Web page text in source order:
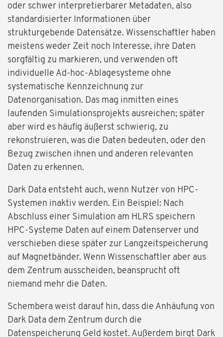
oder schwer interpretierbarer Metadaten, also
standardisierter Informationen über
strukturgebende Datensätze. Wissenschaftler haben
meistens weder Zeit noch Interesse, ihre Daten
sorgfältig zu markieren, und verwenden oft
individuelle Ad-hoc-Ablagesysteme ohne
systematische Kennzeichnung zur
Datenorganisation. Das mag inmitten eines
laufenden Simulationsprojekts ausreichen; später
aber wird es häufig äußerst schwierig, zu
rekonstruieren, was die Daten bedeuten, oder den
Bezug zwischen ihnen und anderen relevanten
Daten zu erkennen.
Dark Data entsteht auch, wenn Nutzer von HPC-
Systemen inaktiv werden. Ein Beispiel: Nach
Abschluss einer Simulation am HLRS speichern
HPC-Systeme Daten auf einem Datenserver und
verschieben diese später zur Langzeitspeicherung
auf Magnetbänder. Wenn Wissenschaftler aber aus
dem Zentrum ausscheiden, beansprucht oft
niemand mehr die Daten.
Schembera weist darauf hin, dass die Anhäufung von
Dark Data dem Zentrum durch die
Datenspeicherung Geld kostet. Außerdem birgt Dark